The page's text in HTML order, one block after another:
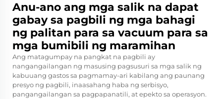
Anu-ano ang mga salik na dapat
gabay sa pagbili ng mga bahagi
ng palitan para sa vacuum para sa
mga bumibili ng maramihan
Ang matagumpay na pangkat na pagbili ay
nangangailangan ng masusing pagsusuri sa mga salik ng
kabuuang gastos sa pagmamay-ari kabilang ang paunang
presyo ng pagbili, inaasahang haba ng serbisyo,
pangangailangan sa pagpapanatili, at epekto sa operasyon.